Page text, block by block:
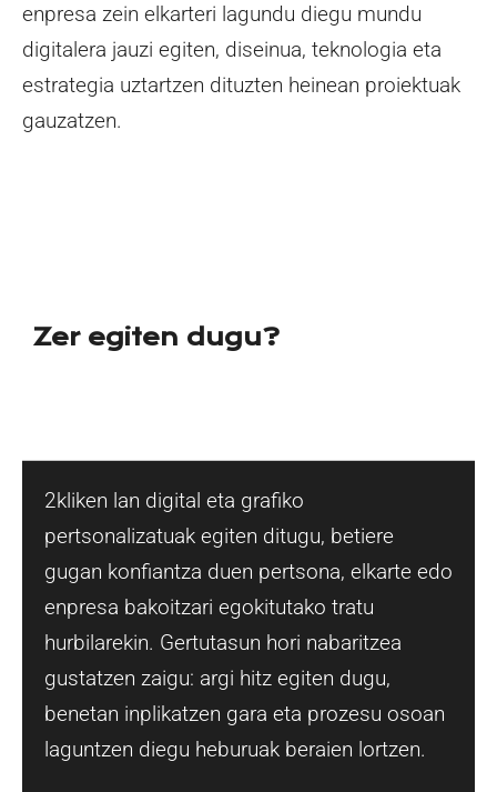
enpresa zein elkarteri lagundu diegu mundu
digitalera jauzi egiten, diseinua, teknologia eta
estrategia uztartzen dituzten heinean proiektuak
gauzatzen.
Zer egiten dugu?
2kliken lan digital eta grafiko
pertsonalizatuak egiten ditugu, betiere
gugan konfiantza duen pertsona, elkarte edo
enpresa bakoitzari egokitutako tratu
hurbilarekin. Gertutasun hori nabaritzea
gustatzen zaigu: argi hitz egiten dugu,
benetan inplikatzen gara eta prozesu osoan
laguntzen diegu heburuak beraien lortzen.